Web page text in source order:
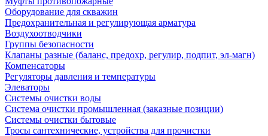
Оборудование для скважин
Предохранительная и регулирующая арматура
Воздухоотводчики
Группы безопасности
Клапаны разные (баланс, предохр, регулир, подпит, эл-магн)
Компенсаторы
Регуляторы давления и температуры
Элеваторы
Системы очистки воды
Система очистки промышленная (заказные позиции)
Системы очистки бытовые
Тросы сантехнические, устройства для прочистки